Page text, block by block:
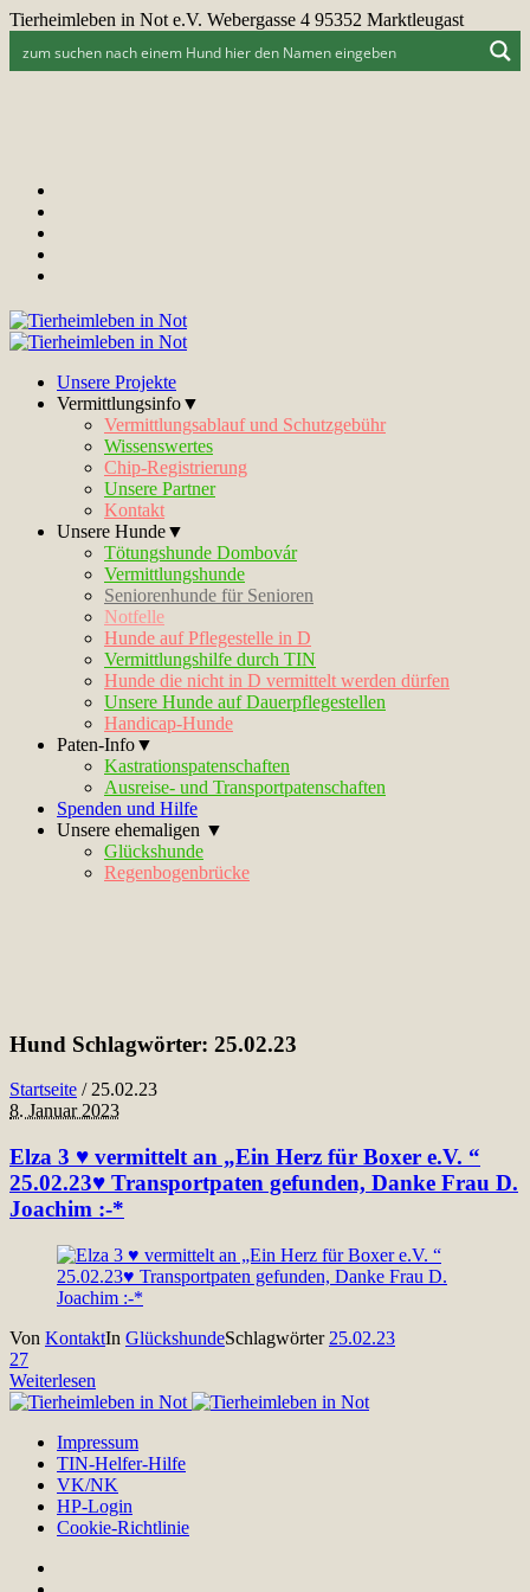
Tierheimleben in Not e.V. Webergasse 4 95352 Marktleugast
Unsere Projekte
Vermittlungsinfo▼
Vermittlungsablauf und Schutzgebühr
Wissenswertes
Chip-Registrierung
Unsere Partner
Kontakt
Unsere Hunde▼
Tötungshunde Dombovár
Vermittlungshunde
Seniorenhunde für Senioren
Notfelle
Hunde auf Pflegestelle in D
Vermittlungshilfe durch TIN
Hunde die nicht in D vermittelt werden dürfen
Unsere Hunde auf Dauerpflegestellen
Handicap-Hunde
Paten-Info▼
Kastrationspatenschaften
Ausreise- und Transportpatenschaften
Spenden und Hilfe
Unsere ehemaligen ▼
Glückshunde
Regenbogenbrücke
Hund Schlagwörter: 25.02.23
Startseite /25.02.23
8. Januar 2023
Elza 3 ♥ vermittelt an „Ein Herz für Boxer e.V. “
25.02.23♥ Transportpaten gefunden, Danke Frau D.
Joachim :-*
Von KontaktIn GlückshundeSchlagwörter 25.02.23
27
Weiterlesen
Impressum
TIN-Helfer-Hilfe
VK/NK
HP-Login
Cookie-Richtlinie